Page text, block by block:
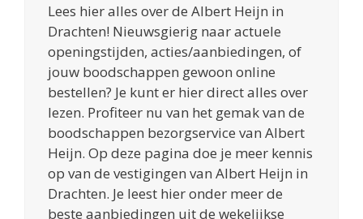
Lees hier alles over de Albert Heijn in
Drachten! Nieuwsgierig naar actuele
openingstijden, acties/aanbiedingen, of
jouw boodschappen gewoon online
bestellen? Je kunt er hier direct alles over
lezen. Profiteer nu van het gemak van de
boodschappen bezorgservice van Albert
Heijn. Op deze pagina doe je meer kennis
op van de vestigingen van Albert Heijn in
Drachten. Je leest hier onder meer de
beste aanbiedingen uit de wekelijkse